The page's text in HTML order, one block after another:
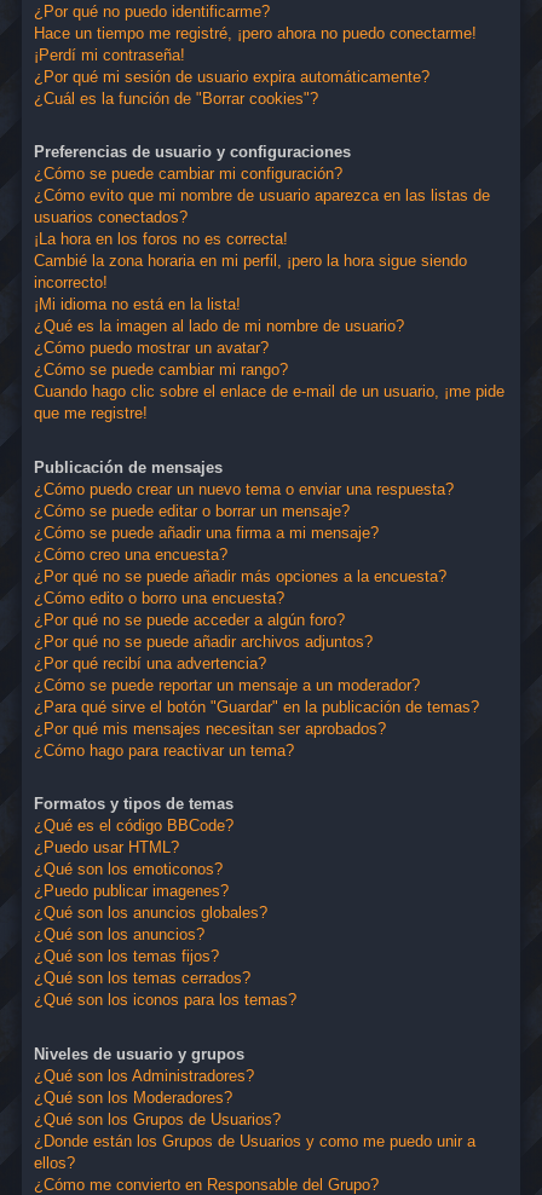
¿Por qué no puedo identificarme?
Hace un tiempo me registré, ¡pero ahora no puedo conectarme!
¡Perdí mi contraseña!
¿Por qué mi sesión de usuario expira automáticamente?
¿Cuál es la función de "Borrar cookies"?
Preferencias de usuario y configuraciones
¿Cómo se puede cambiar mi configuración?
¿Cómo evito que mi nombre de usuario aparezca en las listas de
usuarios conectados?
¡La hora en los foros no es correcta!
Cambié la zona horaria en mi perfil, ¡pero la hora sigue siendo
incorrecto!
¡Mi idioma no está en la lista!
¿Qué es la imagen al lado de mi nombre de usuario?
¿Cómo puedo mostrar un avatar?
¿Cómo se puede cambiar mi rango?
Cuando hago clic sobre el enlace de e-mail de un usuario, ¡me pide
que me registre!
Publicación de mensajes
¿Cómo puedo crear un nuevo tema o enviar una respuesta?
¿Cómo se puede editar o borrar un mensaje?
¿Cómo se puede añadir una firma a mi mensaje?
¿Cómo creo una encuesta?
¿Por qué no se puede añadir más opciones a la encuesta?
¿Cómo edito o borro una encuesta?
¿Por qué no se puede acceder a algún foro?
¿Por qué no se puede añadir archivos adjuntos?
¿Por qué recibí una advertencia?
¿Cómo se puede reportar un mensaje a un moderador?
¿Para qué sirve el botón "Guardar" en la publicación de temas?
¿Por qué mis mensajes necesitan ser aprobados?
¿Cómo hago para reactivar un tema?
Formatos y tipos de temas
¿Qué es el código BBCode?
¿Puedo usar HTML?
¿Qué son los emoticonos?
¿Puedo publicar imagenes?
¿Qué son los anuncios globales?
¿Qué son los anuncios?
¿Qué son los temas fijos?
¿Qué son los temas cerrados?
¿Qué son los iconos para los temas?
Niveles de usuario y grupos
¿Qué son los Administradores?
¿Qué son los Moderadores?
¿Qué son los Grupos de Usuarios?
¿Donde están los Grupos de Usuarios y como me puedo unir a
ellos?
¿Cómo me convierto en Responsable del Grupo?